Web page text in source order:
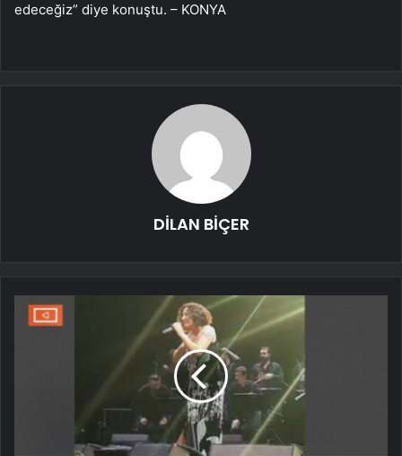
edeceğiz” diye konuştu. – KONYA
DİLAN BİÇER